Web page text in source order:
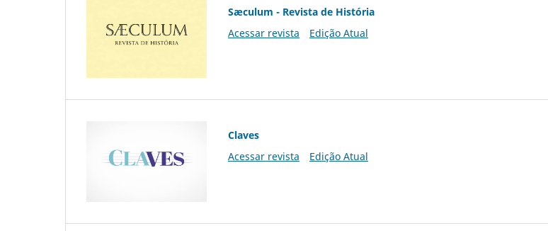
Sæculum - Revista de História
Acessar revista
Edição Atual
Claves
Acessar revista
Edição Atual